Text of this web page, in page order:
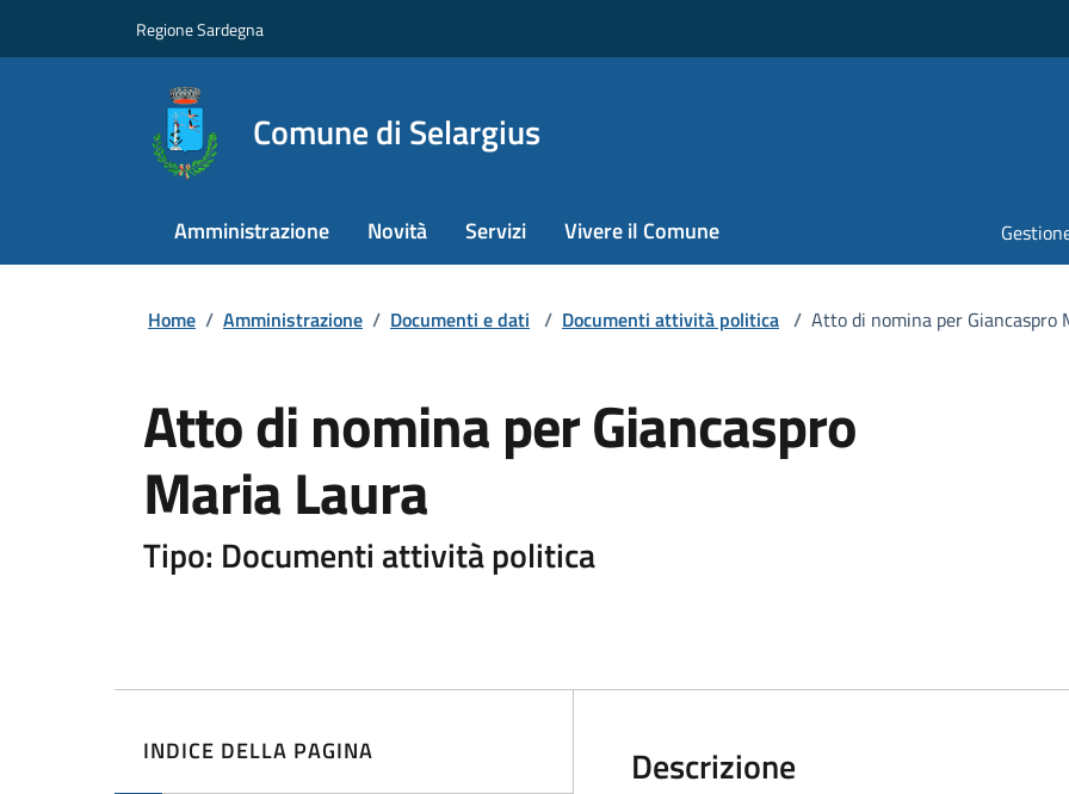
Regione Sardegna
Comune di Selargius
Amministrazione Novità Servizi Vivere il Comune
Home / Amministrazione / Documenti e dati / Documenti attività politica / Atto di nomina per Giancaspro
Atto di nomina per Giancaspro
Maria Laura
Tipo: Documenti attività politica
INDICE DELLA PAGINA Descrizione